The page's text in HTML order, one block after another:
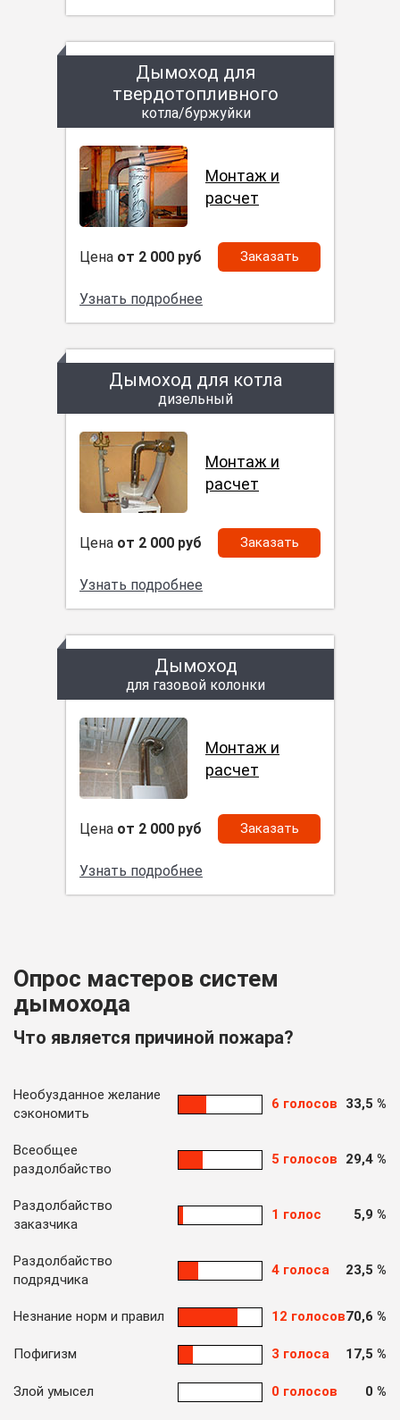
Дымоход для
твердотопливного
котла/буржуйки
Монтаж и
расчет
Цена от 2 000 руб Заказать
Узнать подробнее
Дымоход для котла
дизельный
Монтаж и
расчет
Цена от 2 000 руб Заказать
Узнать подробнее
Дымоход
для газовой колонки
Монтаж и
расчет
Цена от 2 000 руб Заказать
Узнать подробнее
Опрос мастеров систем
дымохода
Что является причиной пожара?
Необузданное желание
сэкономить
6 голосов 33,5 %
Всеобщее
раздолбайство
5 голосов 29,4 %
Раздолбайство
заказчика
1 голос 5,9 %
Раздолбайство
подрядчика
4 голоса 23,5 %
Незнание норм и правил 12 голосов70,6 %
Пофигизм 3 голоса 17,5 %
Злой умысел 0 голосов 0 %